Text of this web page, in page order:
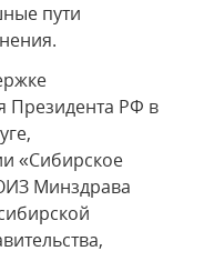
пути
Президента РФ в
«Сибирское
Минздрава